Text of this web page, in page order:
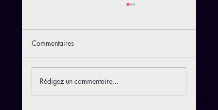
Commentaires
Rédigez un commentaire...